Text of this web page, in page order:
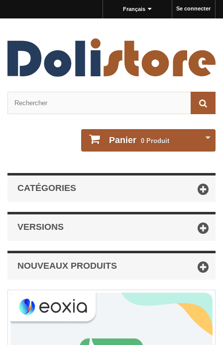
Se connecter
Français
Panier 0 Produit
CATÉGORIES
VERSIONS
NOUVEAUX PRODUITS